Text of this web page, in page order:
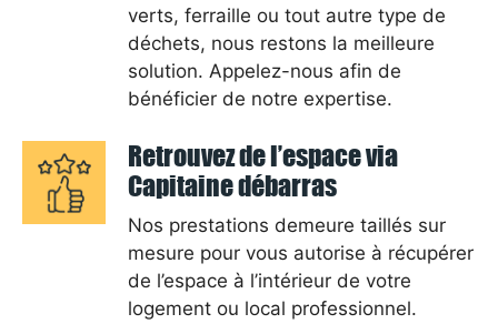
verts, ferraille ou tout autre type de
déchets, nous restons la meilleure
solution. Appelez-nous afin de
bénéficier de notre expertise.
Retrouvez de l’espace via
Capitaine débarras
Nos prestations demeure taillés sur
mesure pour vous autorise à récupérer
de l’espace à l’intérieur de votre
logement ou local professionnel.